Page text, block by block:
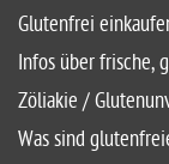
Glutenfrei
Infos über frische,
Zöliakie /
Was sind